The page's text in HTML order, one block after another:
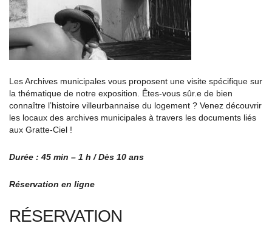
Les Archives municipales vous proposent une visite spécifique sur
la thématique de notre exposition. Êtes-vous sûr.e de bien
connaître l’histoire villeurbannaise du logement ? Venez découvrir
les locaux des archives municipales à travers les documents liés
aux Gratte-Ciel !
Durée : 45 min – 1 h / Dès 10 ans
Réservation en ligne
RÉSERVATION